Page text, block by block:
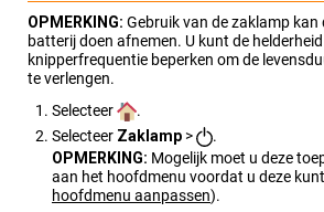
OPMERKING: Gebruik van de zaklamp kan
batterij doen afnemen. U kunt de
knipperfrequentie beperken om de
te verlengen.
Selecteer
.
Selecteer Zaklamp >
.
OPMERKING: Mogelijk moet u deze
aan het hoofdmenu voordat u deze
hoofdmenu aanpassen).